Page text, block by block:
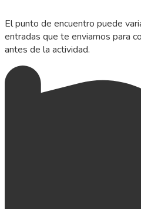
El punto de encuentro puede
entradas que te enviamos para
antes de la actividad.